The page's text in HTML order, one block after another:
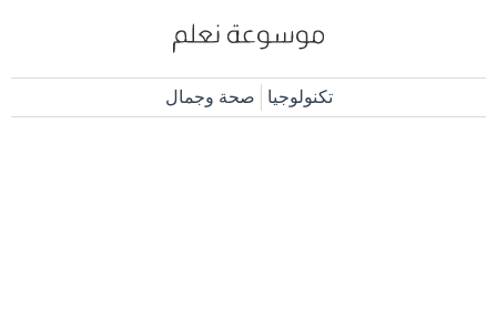
تكنولوجيا صحة وجمال